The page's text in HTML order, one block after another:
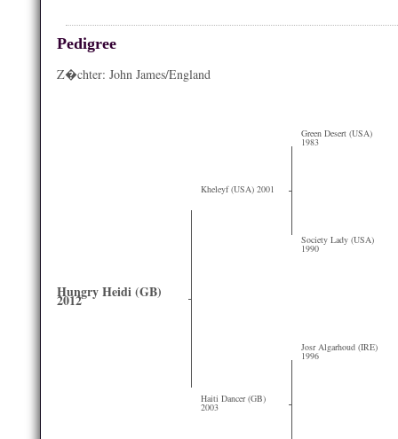
Pedigree
Z�chter: John James/England
Hungry Heidi (GB)
2012
Kheleyf (USA) 2001
Green Desert (USA)
1983
Society Lady (USA)
1990
Haiti Dancer (GB)
2003
Josr Algarhoud (IRE)
1996